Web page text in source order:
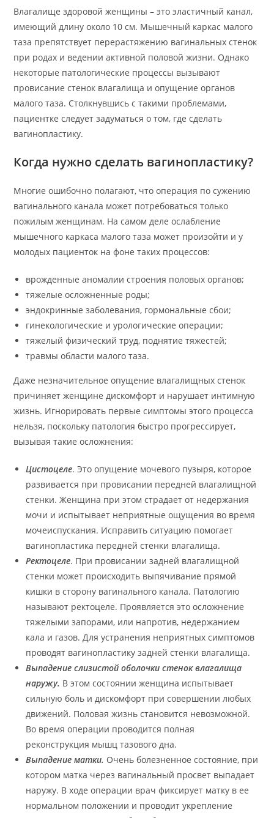
Влагалище здоровой женщины – это эластичный канал,
имеющий длину около 10 см. Мышечный каркас малого
таза препятствует перерастяжению вагинальных стенок
при родах и ведении активной половой жизни. Однако
некоторые патологические процессы вызывают
провисание стенок влагалища и опущение органов
малого таза. Столкнувшись с такими проблемами,
пациентке следует задуматься о том, где сделать
вагинопластику.
Когда нужно сделать вагинопластику?
Многие ошибочно полагают, что операция по сужению
вагинального канала может потребоваться только
пожилым женщинам. На самом деле ослабление
мышечного каркаса малого таза может произойти и у
молодых пациенток на фоне таких процессов:
врожденные аномалии строения половых органов;
тяжелые осложненные роды;
эндокринные заболевания, гормональные сбои;
гинекологические и урологические операции;
тяжелый физический труд, поднятие тяжестей;
травмы области малого таза.
Даже незначительное опущение влагалищных стенок
причиняет женщине дискомфорт и нарушает интимную
жизнь. Игнорировать первые симптомы этого процесса
нельзя, поскольку патология быстро прогрессирует,
вызывая такие осложнения:
Цистоцеле. Это опущение мочевого пузыря, которое
развивается при провисании передней влагалищной
стенки. Женщина при этом страдает от недержания
мочи и испытывает неприятные ощущения во время
мочеиспускания. Исправить ситуацию помогает
вагинопластика передней стенки влагалища.
Ректоцеле. При провисании задней влагалищной
стенки может происходить выпячивание прямой
кишки в сторону вагинального канала. Патологию
называют ректоцеле. Проявляется это осложнение
тяжелыми запорами, или напротив, недержанием
кала и газов. Для устранения неприятных симптомов
проводят вагинопластику задней стенки влагалища.
Выпадение слизистой оболочки стенок влагалища
наружу. В этом состоянии женщина испытывает
сильную боль и дискомфорт при совершении любых
движений. Половая жизнь становится невозможной.
Во время операции проводится полная
реконструкция мышц тазового дна.
Выпадение матки. Очень болезненное состояние, при
котором матка через вагинальный просвет выпадает
наружу. В ходе операции врач фиксирует матку в ее
нормальном положении и проводит укрепление